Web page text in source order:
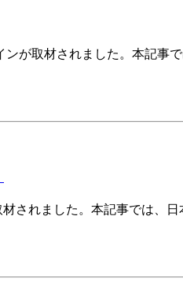
が取材されました。本記事
されました。本記事では、